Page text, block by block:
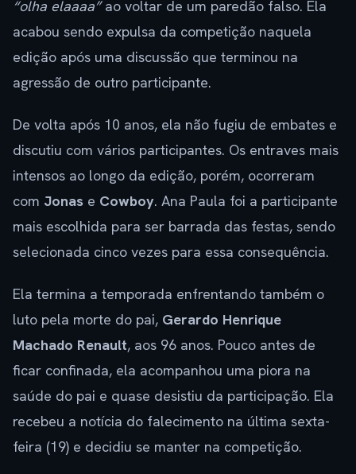
“olha elaaaa”ao voltar de um paredão falso. Ela
acabou sendo expulsa da competição naquela
edição após uma discussão que terminou na
agressão de outro participante.
De volta após 10 anos, ela não fugiu de embates e
discutiu com vários participantes. Os entraves mais
intensos ao longo da edição, porém, ocorreram
com Jonas e Cowboy. Ana Paula foi a participante
mais escolhida para ser barrada das festas, sendo
selecionada cinco vezes para essa consequência.
Ela termina a temporada enfrentando também o
luto pela morte do pai, Gerardo Henrique
Machado Renault, aos 96 anos. Pouco antes de
ficar confinada, ela acompanhou uma piora na
saúde do pai e quase desistiu da participação. Ela
recebeu a notícia do falecimento na última sexta-
feira (19) e decidiu se manter na competição.